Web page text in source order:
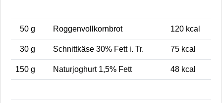
50 g Roggenvollkornbrot 120 kcal
30 g Schnittkäse 30% Fett i. Tr. 75 kcal
150 g Naturjoghurt 1,5% Fett 48 kcal